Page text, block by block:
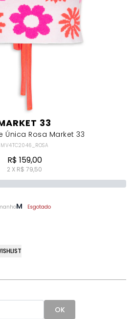
33
Única Rosa Market 33
MV4TC2046_ROSA
R$ 159,00
2 X R$ 79,50
M Esgotado
OK